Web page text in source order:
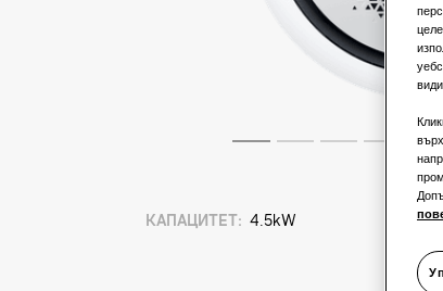
КАПАЦИТЕТ: 4.5kW